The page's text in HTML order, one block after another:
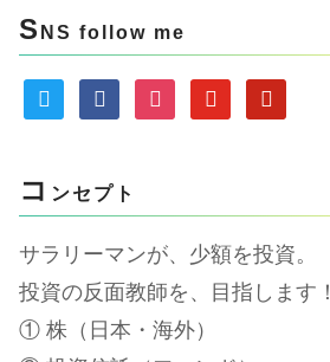
S NS follow me
twitter facebookinstagramyoutubepinterest
コ ンセプト
サラリーマンが、少額を投資。
投資の反面教師を、目指します！
① 株（日本・海外）